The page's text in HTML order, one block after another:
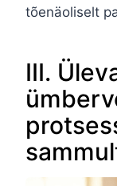
tõenäoliselt
III.